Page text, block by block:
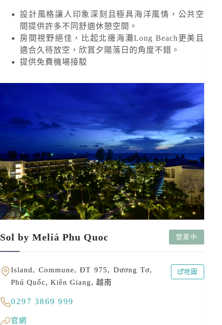
設計風格讓人印象深刻且極具海洋風情，公共空
間提供許多不同舒適休憩空間。
房間視野絕佳，比起北邊海灘Long Beach更美且
適合久待放空，欣賞夕陽落日的角度不錯。
提供免費機場接駁
Sol by Meliá Phu Quoc 營業中
Island, Commune, ĐT 975, Dương Tơ,
Phú Quốc, Kiên Giang, 越南
地圖
0297 3869 999
官網